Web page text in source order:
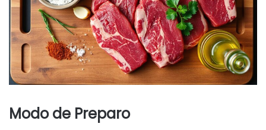
Modo de Preparo